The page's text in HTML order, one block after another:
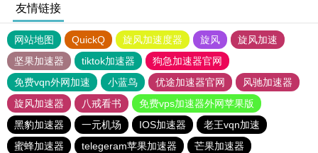
友情链接
网站地图 QuickQ 旋风加速度器 旋风
旋风加速
坚果加速器
tiktok加速器
狗急加速器官网
免费vqn外网加速
小蓝鸟 优途加速器官网
风驰加速器
旋风加速器
八戒看书
免费vps加速器外网苹果版
黑豹加速器
一元机场 IOS加速器
老王vqn加速
蜜蜂加速器
telegeram苹果加速器 芒果加速器